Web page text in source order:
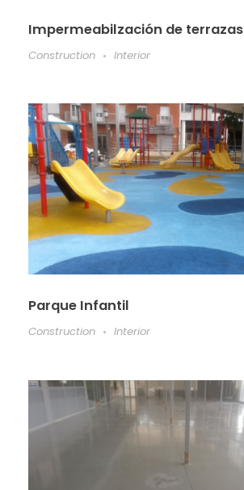
Impermeabilzación de terrazas
Construction Interior
Parque Infantil
Construction Interior